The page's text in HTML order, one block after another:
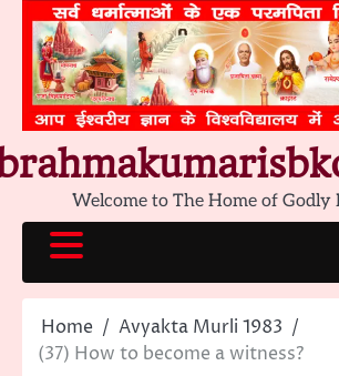
content
Welcome to The Home of Godly
Home
Avyakta Murli 1983
(37) How to become a witness?